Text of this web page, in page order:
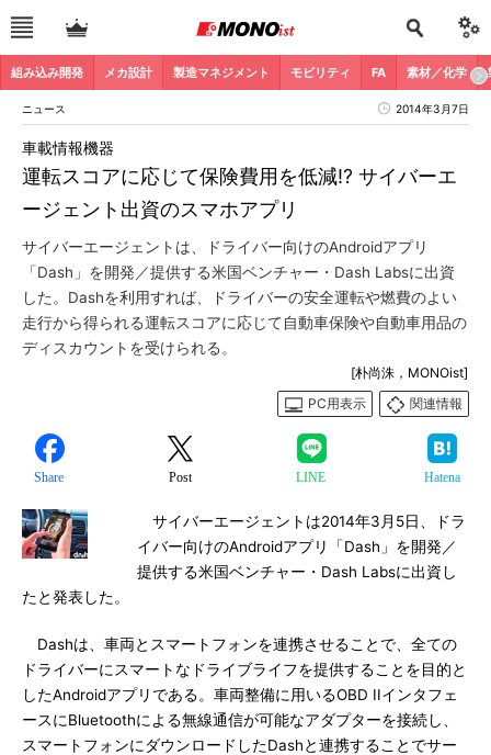
組み込み開発 メカ設計 製造マネジメント モビリティ FA 素材／化学
ニュース 2014年3月7日
運転スコアに応じて保険費用を低減!? サイバーエ
ージェント出資のスマホアプリ
車載情報機器
サイバーエージェントは、ドライバー向けのAndroidアプリ
「Dash」を開発／提供する米国ベンチャー・Dash Labsに出資
した。Dashを利用すれば、ドライバーの安全運転や燃費のよい
走行から得られる運転スコアに応じて自動車保険や自動車用品の
ディスカウントを受けられる。
[朴尚洙，MONOist]
PC用表示
関連情報
Share Post LINE Hatena
サイバーエージェントは2014年3月5日、ドラ
イバー向けのAndroidアプリ「Dash」を開発／
提供する米国ベンチャー・Dash Labsに出資し
たと発表した。
Dashは、車両とスマートフォンを連携させることで、全ての
ドライバーにスマートなドライブライフを提供することを目的と
したAndroidアプリである。車両整備に用いるOBD IIインタフェ
ースにBluetoothによる無線通信が可能なアダプターを接続し、
スマートフォンにダウンロードしたDashと連携することでサー